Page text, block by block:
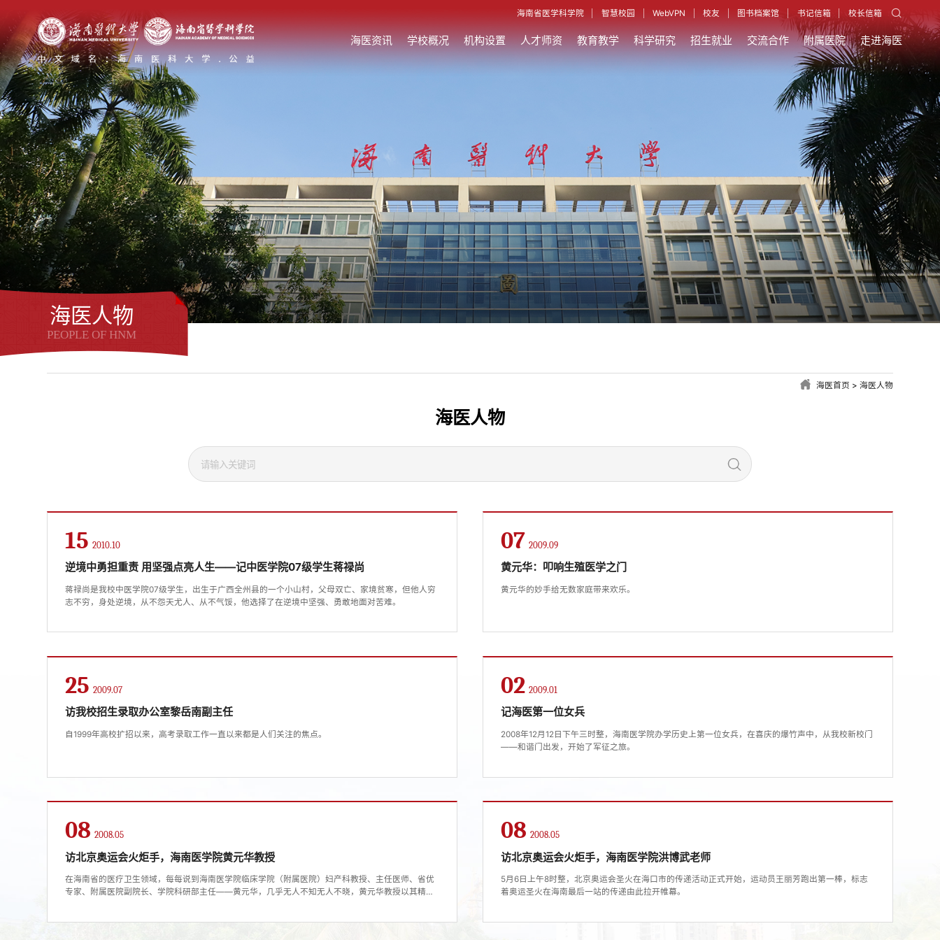
海南省医学科学院 智慧校园 WebVPN 校友 图书档案馆 书记信箱 校长信箱
海医资讯 学校概况 机构设置 人才师资 教育教学 科学研究 招生就业 交流合作 附属医院 走进海医
海医人物
PEOPLE OF HNM
海医首页 > 海医人物
海医人物
15 2010.10
逆境中勇担重责 用坚强点亮人生——记中医学院07级学生蒋禄尚
蒋禄尚是我校中医学院07级学生，出生于广西全州县的一个小山村，父母双亡、家境贫寒，但他人穷
志不穷，身处逆境，从不怨天尤人、从不气馁，他选择了在逆境中坚强、勇敢地面对苦难。
07 2009.09
黄元华：叩响生殖医学之门
黄元华的妙手给无数家庭带来欢乐。
25 2009.07
访我校招生录取办公室黎岳南副主任
自1999年高校扩招以来，高考录取工作一直以来都是人们关注的焦点。
02 2009.01
记海医第一位女兵
2008年12月12日下午三时整，海南医学院办学历史上第一位女兵，在喜庆的爆竹声中，从我校新校门
——和谐门出发，开始了军征之旅。
08 2008.05
访北京奥运会火炬手，海南医学院黄元华教授
在海南省的医疗卫生领域，每每说到海南医学院临床学院（附属医院）妇产科教授、主任医师、省优
专家、附属医院副院长、学院科研部主任——黄元华，几乎无人不知无人不晓，黄元华教授以其精湛
08 2008.05
访北京奥运会火炬手，海南医学院洪博武老师
5月6日上午8时整，北京奥运会圣火在海口市的传递活动正式开始，运动员王丽芳跑出第一棒，标志
着奥运圣火在海南最后一站的传递由此拉开帷幕。